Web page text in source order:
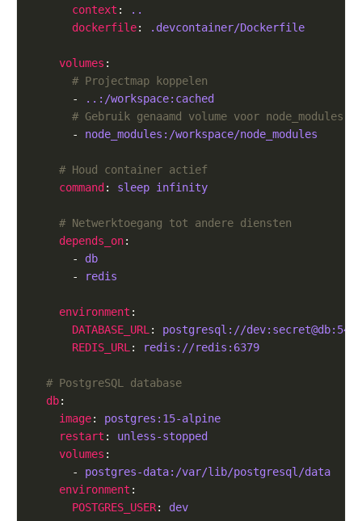
context :
..
dockerfile: .devcontainer/Dockerfile
volumes
# Projectmap koppelen
      -
..:/workspace:cached
# Gebruik genaamd volume voor
      -
node_modules:/workspace/node_modules
# Houd container actief
command : sleep infinity
# Netwerktoegang tot andere diensten
depends_on
      -
db
      -
redis
environment
DATABASE_URL: postgresql://
REDIS_URL: redis://redis:6379
# PostgreSQL database
db
image: postgres:15-alpine
restart : unless-stopped
volumes
      -
postgres-data:/var/lib/postgresql/data
environment
POSTGRES_USER: dev